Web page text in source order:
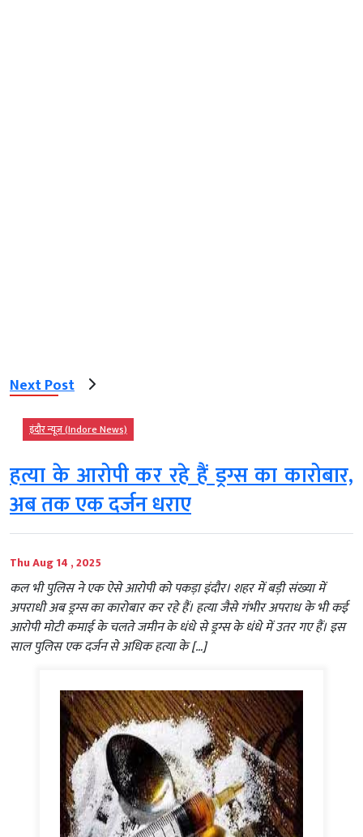
Next Post
इंदौर न्यूज़ (Indore News)
हत्या के आरोपी कर रहे हैं ड्रग्स का कारोबार,
अब तक एक दर्जन धराए
Thu Aug 14 , 2025
कल भी पुलिस ने एक ऐसे आरोपी को पकड़ा इंदौर। शहर में बड़ी संख्या में
अपराधी अब ड्रग्स का कारोबार कर रहे हैं। हत्या जैसे गंभीर अपराध के भी कई
आरोपी मोटी कमाई के चलते जमीन के धंधे से ड्रग्स के धंधे में उतर गए हैं। इस
साल पुलिस एक दर्जन से अधिक हत्या के […]